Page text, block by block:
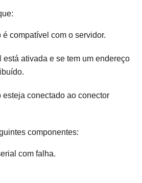
é compatível com o servidor.
está ativada e se tem um endereço
esteja conectado ao conector
componentes:
com falha.